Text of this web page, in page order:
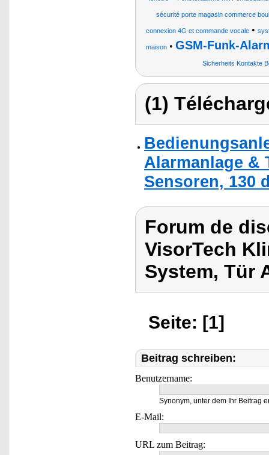
sécurité porte magasin commerce
connexion 4G et commande vocale •
maison • GSM-Funk-
Sicherheits Kontakte
(1)
Alarmanlage &
Sensoren, 130
Forum de
VisorTech
System, Tür
Seite: [1]
Beitrag schreiben:
Benutzername:
Synonym, unter dem Ihr Beitrag
E-Mail:
URL zum Beitrag: